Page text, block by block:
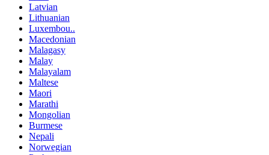
Latvian
Lithuanian
Luxembou..
Macedonian
Malagasy
Malay
Malayalam
Maltese
Maori
Marathi
Mongolian
Burmese
Nepali
Norwegian